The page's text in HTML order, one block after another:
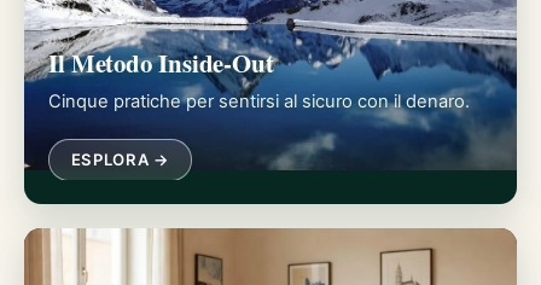
Il Metodo Inside-Out
Cinque pratiche per sentirsi al sicuro con il denaro.
ESPLORA →